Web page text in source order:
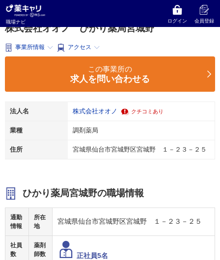
職場ナビ ログイン 会員登録
薬キャリ 職場ナビ
株式会社オオノ
株式会社オオノ ひかり薬局宮城野
事業所情報 アクセス
この事業所の
求人を問い合わせる
法人名 株式会社オオノ クチコミあり
業種 調剤薬局
住所 宮城県仙台市宮城野区宮城野 １－２３－２５
ひかり薬局宮城野の職場情報
通勤
情報
所在
地
宮城県仙台市宮城野区宮城野 １－２３－２５
社員
数
薬剤
師数
正社員5名